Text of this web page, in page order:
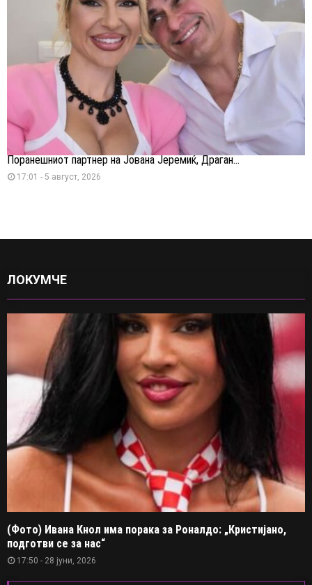
Поранешниот партнер на Јована Јеремиќ, Драган...
17:01 - 5 август, 2026
ЛОКУМЧЕ
(Фото) Ивана Кнол има порака за Роналдо: „Кристијано,
подготви се за нас“
17:50 - 28 јуни, 2026